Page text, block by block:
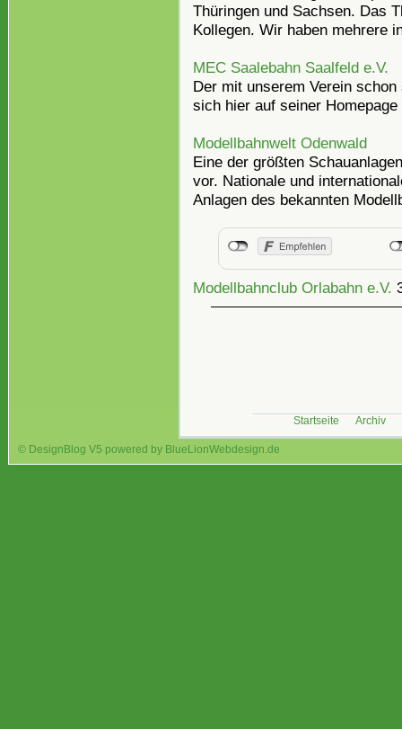
Thüringen und Sachsen. Das
Kollegen. Wir haben mehrere
MEC Saalebahn Saalfeld e.V.
Der mit unserem Verein
sich hier auf seiner Homepage
Modellbahnwelt Odenwald
Eine der größten
vor. Nationale und
Anlagen des bekannten
Modellbahnclub Orlabahn e.V.
Startseite Archiv
© DesignBlog V5 powered by BlueLionWebdesign.de